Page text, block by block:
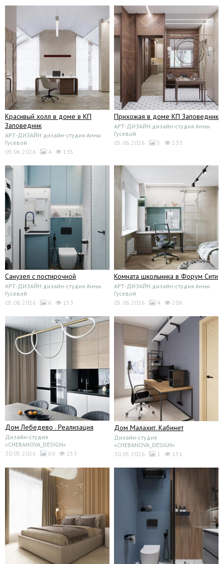
Красивый холл в доме в КП
Заповедник
АРТ-ДИЗАЙН дизайн-студия Анны
Гусевой
05.06.2026
4 135
Прихожая в доме КП Заповедник
АРТ-ДИЗАЙН дизайн-студия Анны
Гусевой
05.06.2026
5 133
Санузел с постирочной
АРТ-ДИЗАЙН дизайн-студия Анны
Гусевой
05.06.2026
6 153
Комната школьника в Форум Сити
АРТ-ДИЗАЙН дизайн-студия Анны
Гусевой
05.06.2026
4 206
Дом Лебедево . Реализация
Дизайн-студия
«CHEBANOVA_DESIGN»
30.05.2026
60 153
Дом Малахит. Кабинет
Дизайн-студия
«CHEBANOVA_DESIGN»
30.05.2026
1 151